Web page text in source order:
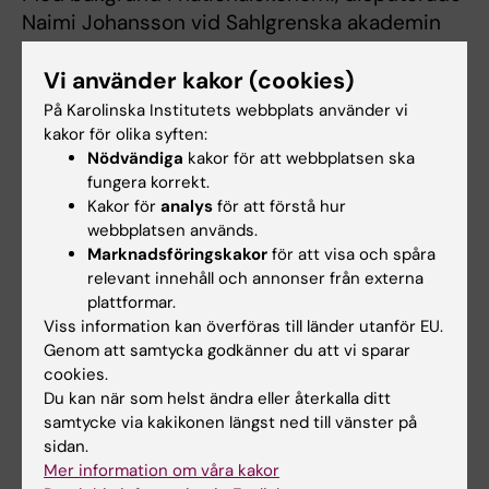
Naimi Johansson vid Sahlgrenska akademin
2021 och har därefter arbetat som
forskningshandledare vid
Universitetssjukhuset Örebro. Under
forskarutbildningen har Naimi Johansson
suttit bl.a. som ordförande i Doktorandrådet
och som doktorandrepresentant i
Fakultetsstyrelsen vid Sahlgrenska akademin.
Hon har organiserat ett svenskt nätverk för
doktorander inom hälsoekonomi. Naimi
Johansson har också varit gästdoktorand vid
Monash University i Melbourne, Australien.
Undervisning
Vi använder kakor (cookies)
På Karolinska Institutets webbplats använder vi
kakor för olika syften:
Nödvändiga kakor för att webbplatsen ska
fungera korrekt.
Kakor för analys för att förstå hur
webbplatsen används.
Marknadsföringskakor för att visa och spåra
relevant innehåll och annonser från externa
plattformar.
Viss information kan överföras till länder utanför EU.
Genom att samtycka godkänner du att vi sparar
cookies.
Du kan när som helst ändra eller återkalla ditt
samtycke via kakikonen längst ned till vänster på
sidan.
Mer information om våra kakor